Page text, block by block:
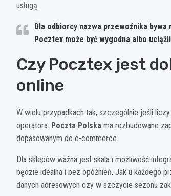
usługą.
Dla odbiorcy nazwa przewoźnika
Pocztex może być wygodna albo
Czy Pocztex jest
online
W wielu przypadkach tak, szczególnie jeśli
operatora. Poczta Polska ma rozbudowane
dopasowanym do e-commerce.
Dla sklepów ważna jest skala i możliwość
będzie idealna i bez opóźnień. Jak u każdego
danych adresowych czy w szczycie sezonu